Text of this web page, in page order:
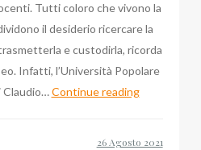
Tutti coloro che vivono la
il desiderio ricercare la
e custodirla, ricorda
Infatti, l’Università Popolare
Claudio…Continue readingUNIPOC